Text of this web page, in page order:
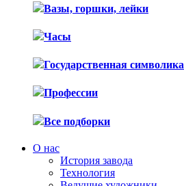
Вазы, горшки, лейки
Часы
Государственная символика
Профессии
Все подборки
О нас
История завода
Технология